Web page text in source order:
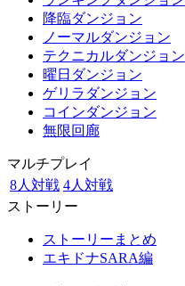
降臨ダンジョン
ノーマルダンジョン
テクニカルダンジョン
曜日ダンジョン
ゲリラダンジョン
コインダンジョン
無限回廊
マルチプレイ
8人対戦 4人対戦
ストーリー
ストーリーまとめ
エキドナSARA編